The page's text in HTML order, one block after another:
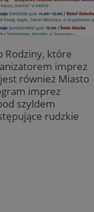
Rodziny, które
imprez
również Miasto
imprez
szyldem
rudzkie